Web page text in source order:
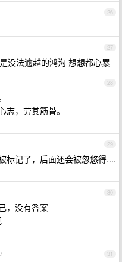
26
27
没法逾越的鸿沟 想想都心累
28
，劳其筋骨。
29
标记了，后面还会被忽悠得....
30
，没有答案
31